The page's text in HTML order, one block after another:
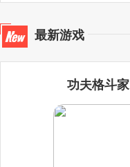
最新游戏
功夫格斗家